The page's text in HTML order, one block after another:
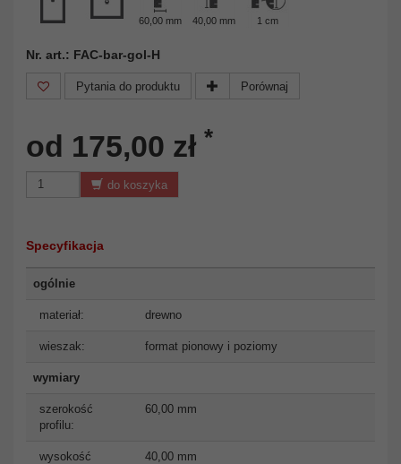
60,00 mm 40,00 mm 1 cm
Nr. art.: FAC-bar-gol-H
Pytania do produktu Porównaj
od 175,00 zł *
do koszyka
Specyfikacja
ogólnie
materiał: drewno
wieszak: format pionowy i poziomy
wymiary
szerokość
profilu:
60,00 mm
wysokość
40,00 mm